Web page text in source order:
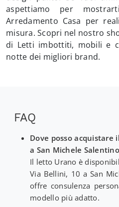
aspettiamo per
Arredamento Casa per
misura. Scopri nel nostro
di Letti imbottiti, mobili e
notte dei migliori brand.
FAQ
Dove posso
a San Michele
Il letto Urano è
Via Bellini, 10 a San
offre consulenza
modello più adatto.